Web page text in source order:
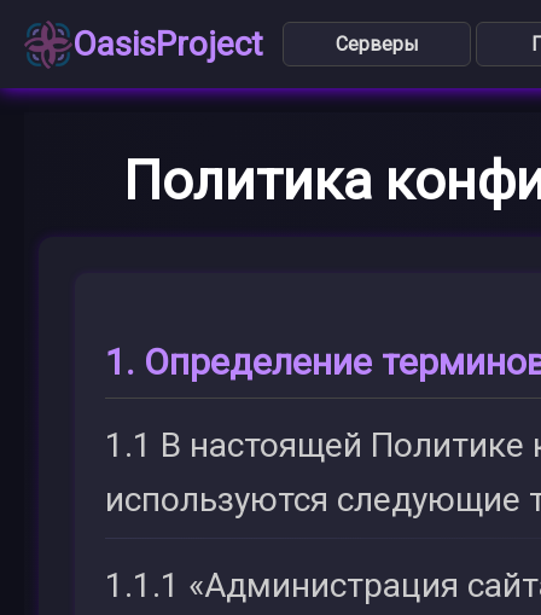
OasisProject Серверы
Политика
1. Определение
1.1 В настоящей
используются следующие
1.1.1 «Администрация